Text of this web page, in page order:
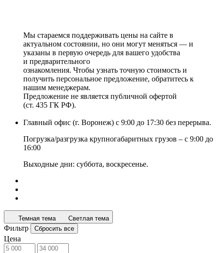
Мы стараемся поддерживать цены на сайте в
актуальном состоянии, но они могут меняться — и
указаны в первую очередь для вашего удобства
и предварительного
ознакомления. Чтобы узнать точную стоимость и
получить персональное предложение, обратитесь к
нашим менеджерам.
Предложение не является публичной офертой
(ст. 435 ГК РФ).
Главный офис (г. Воронеж) с 9:00 до 17:30 без перерыва.
Погрузка/разгрузка крупногабаритных грузов – с 9:00 до
16:00
Выходные дни: суббота, воскресенье.
Темная тема Светлая тема
Фильтр Сбросить все
Цена